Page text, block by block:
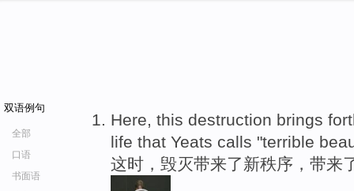
双语例句
全部
口语
书面语
Here, this destruction brings
life that Yeats calls "terrible
这时，毁灭带来了新秩序，带来